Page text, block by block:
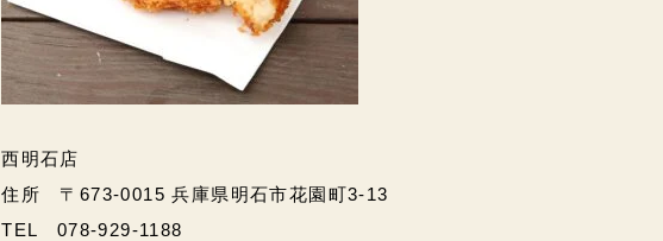
西明石店
住所 〒673-0015 兵庫県明石市花園町3-13
TEL 078-929-1188